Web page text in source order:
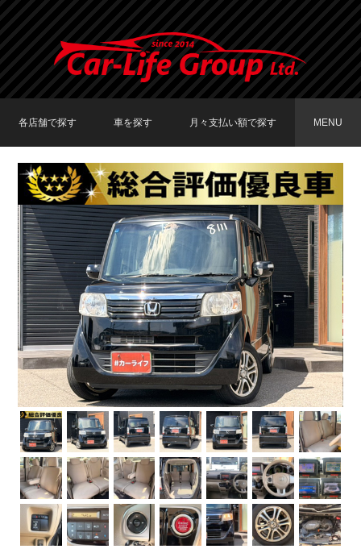
各店舗で探す
TOKYO店在庫車両
大阪店在庫車両
福岡店在庫車両
車を探す
車種で探す
メーカーで探す
月々支払い額で探す
〜19,999円
20,000円〜29,999円
30,000円〜39,999円
40,000円〜49,999円
50,000円〜
MENU